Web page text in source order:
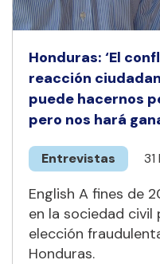
Honduras: ‘El
reacción
puede hacernos
pero nos hará
Entrevistas
English A fines de
en la sociedad
elección
Honduras.